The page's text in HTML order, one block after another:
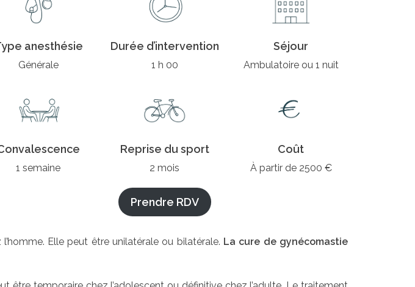
anesthésie
Générale
Durée d’intervention
1 h 00
Séjour
Ambulatoire ou 1 nuit
1 semaine
Reprise du sport
2 mois
Coût
À partir de 2500 €
Prendre RDV
Elle peut être unilatérale ou bilatérale. La cure de gynécomastie